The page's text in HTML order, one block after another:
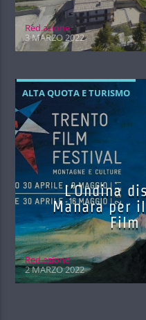
Red.azione
3 MARZO 2022
ALTA QUOTA E TURISMO
L’Ondina
Manara per
Film
Red.azione
2 MARZO 2022